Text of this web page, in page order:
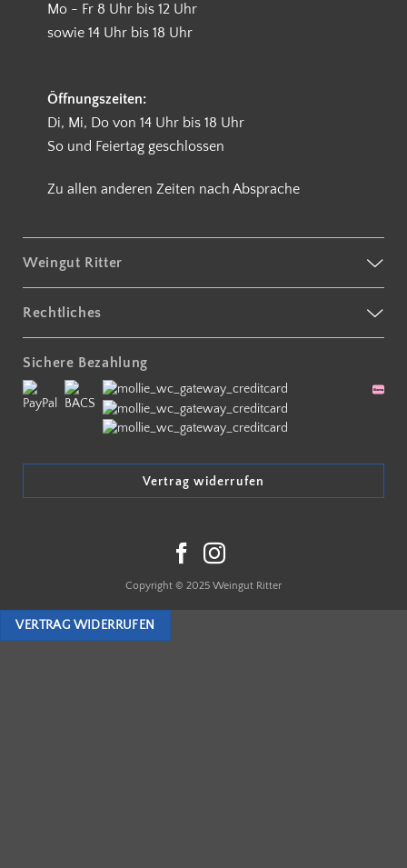
Mo - Fr 8 Uhr bis 12 Uhr
sowie 14 Uhr bis 18 Uhr
Öffnungszeiten:
Di, Mi, Do von 14 Uhr bis 18 Uhr
So und Feiertag geschlossen
Zu allen anderen Zeiten nach Absprache
Weingut Ritter
Rechtliches
Sichere Bezahlung
Vertrag widerrufen
Copyright © 2025 Weingut Ritter
VERTRAG WIDERRUFEN